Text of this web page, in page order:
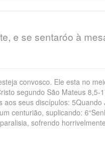
e se sentaróo à
convosco. Ele esta no
segundo São Mateus 8,5-
aos seus discípulos:
centurião, suplicando:
sofrendo